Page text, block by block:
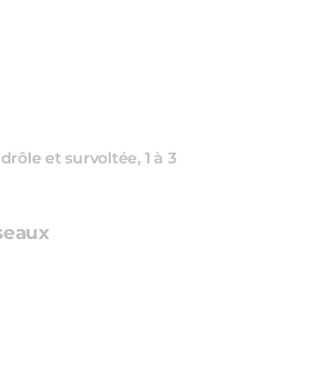
et survoltée, 1 à 3